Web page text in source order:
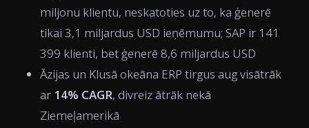
miljonu klientu, neskatoties uz to, ka ģenerē
tikai 3,1 miljardus USD ieņēmumu; SAP ir 141
399 klienti, bet ģenerē 8,6 miljardus USD
Āzijas un Klusā okeāna ERP tirgus aug visātrāk
ar 14% CAGR, divreiz ātrāk nekā
Ziemeļamerikā